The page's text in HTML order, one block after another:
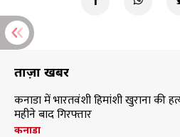
ताज़ा खबरें
कनाडा में भारतवंशी हिमांशी खुराना की
महीने बाद गिरफ्तार
कनाडा